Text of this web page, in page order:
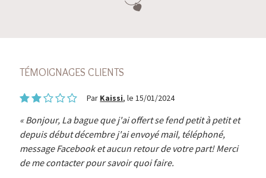
TÉMOIGNAGES CLIENTS
Par Kaissi, le 15/01/2024
Bonjour, La bague que j'ai offert se fend petit à petit et
depuis début décembre j'ai envoyé mail, téléphoné,
message Facebook et aucun retour de votre part! Merci
de me contacter pour savoir quoi faire.